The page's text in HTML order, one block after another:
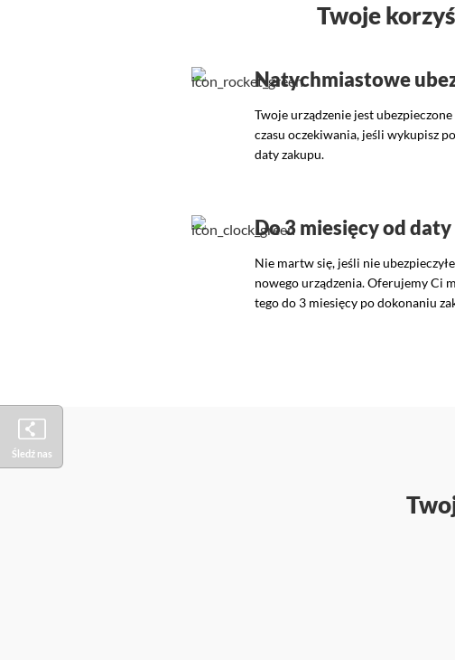
Śledź nas
Twoje
Natychmiastowe
Twoje urządzenie jest
czasu oczekiwania, jeśli wykupisz
daty zakupu.
Do 3 miesięcy od
Nie martw się, jeśli nie
nowego urządzenia. Oferujemy Ci
tego do 3 miesięcy po dokonaniu